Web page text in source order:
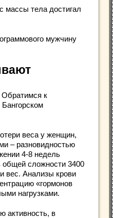
массы тела достигал
мужчину
Обратимся к
Бангорском
веса у женщин,
– разновидностью
4-8 недель
общей сложности 3400
вес. Анализы крови
«гормонов
нагрузками.
активность, в